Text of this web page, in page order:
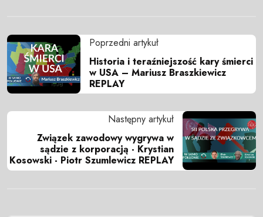
Poprzedni artykuł
Historia i teraźniejszość kary śmierci
w USA – Mariusz Braszkiewicz
REPLAY
Następny artykuł
Związek zawodowy wygrywa w
sądzie z korporacją - Krystian
Kosowski - Piotr Szumlewicz REPLAY